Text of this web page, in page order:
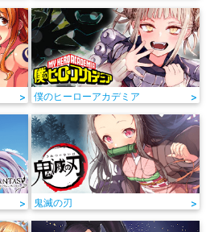
> 僕のヒーローアカデミア >
> 鬼滅の刃 >